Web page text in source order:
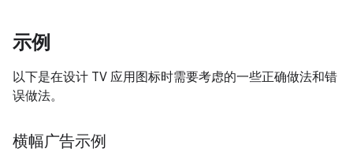
示例
以下是在设计 TV 应用图标时需要考虑的一些正确做法和错
误做法。
横幅广告示例